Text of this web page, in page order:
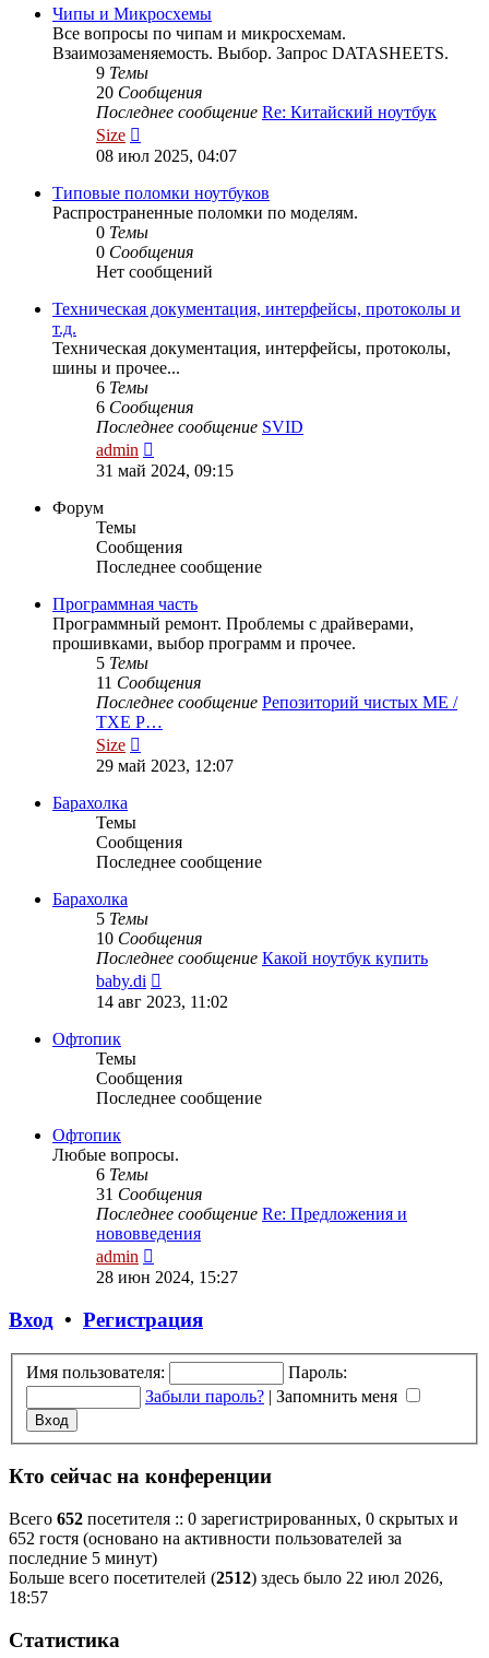
сообщению
Чипы и Микросхемы
Все вопросы по чипам и микросхемам.
Взаимозаменяемость. Выбор. Запрос DATASHEETS.
9 Темы
20 Сообщения
Последнее сообщение Re: Китайский ноутбук
Size
к
сообщению
08 июл 2025, 04:07
Типовые поломки ноутбуков
Распространенные поломки по моделям.
0 Темы
0 Сообщения
Нет сообщений
Техническая документация, интерфейсы, протоколы и
т.д.
Техническая документация, интерфейсы, протоколы,
шины и прочее...
6 Темы
6 Сообщения
Последнее сообщение SVID
admin
к
31 май 2024, 09:15
Форум
Темы
Сообщения
Последнее сообщение
Программная часть
Программный ремонт. Проблемы с драйверами,
прошивками, выбор программ и прочее.
5 Темы
11 Сообщения
Последнее сообщение Репозиторий чистых ME /
TXE Р…
Size
к
29 май 2023, 12:07
Барахолка
Темы
Сообщения
Последнее сообщение
Барахолка
5 Темы
10 Сообщения
Последнее сообщение Какой ноутбук купить
baby.di
к
14 авг 2023, 11:02
Офтопик
Темы
Сообщения
Последнее сообщение
Офтопик
Любые вопросы.
6 Темы
31 Сообщения
Последнее сообщение Re: Предложения и
нововведения
admin
к
28 июн 2024, 15:27
Вход • Регистрация
Имя пользователя:
Пароль:
Забыли пароль? | Запомнить меня
Кто сейчас на конференции
Всего 652 посетителя :: 0 зарегистрированных, 0 скрытых и
652 гостя (основано на активности пользователей за
последние 5 минут)
Больше всего посетителей (2512) здесь было 22 июл 2026,
18:57
Статистика